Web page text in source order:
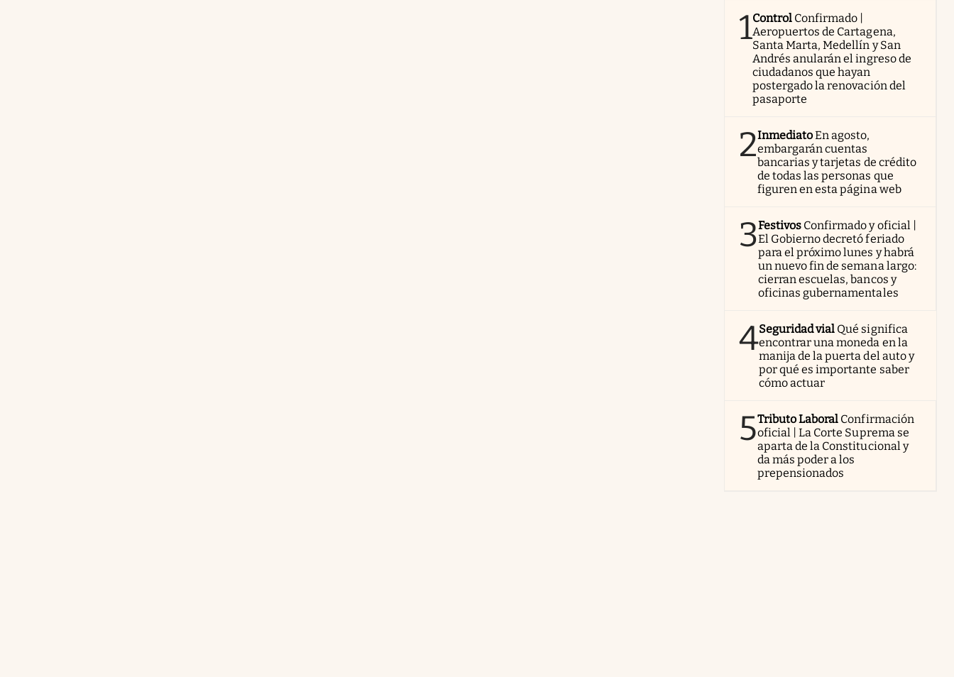
1Control Confirmado |
Aeropuertos de Cartagena,
Santa Marta, Medellín y San
Andrés anularán el ingreso de
ciudadanos que hayan
postergado la renovación del
pasaporte
2InmediatoEn agosto,
embargarán cuentas
bancarias y tarjetas de crédito
de todas las personas que
figuren en esta página web
3Festivos Confirmado y oficial |
El Gobierno decretó feriado
para el próximo lunes y habrá
un nuevo fin de semana largo:
cierran escuelas, bancos y
oficinas gubernamentales
4Seguridad vial Qué significa
encontrar una moneda en la
manija de la puerta del auto y
por qué es importante saber
cómo actuar
5Tributo Laboral Confirmación
oficial | La Corte Suprema se
aparta de la Constitucional y
da más poder a los
prepensionados